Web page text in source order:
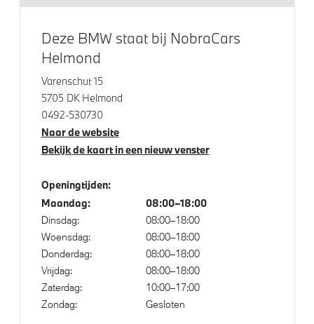
Veiligheid
Actieve Voetgangersbescherming
Akoestische waarschuwing veiligheidsgordel
Deactiverings mogelijkheid voorpassagiersairbag
Park Distance Control (PDC) voor en achter
Deze BMW staat bij NobraCars
Helmond
Varenschut 15
5705 DK Helmond
0492-530730
Naar de website
Bekijk de kaart in een nieuw venster
Openingtijden:
Maandag:
08:00–18:00
Dinsdag:
08:00–18:00
Woensdag:
08:00–18:00
Donderdag:
08:00–18:00
Vrijdag:
08:00–18:00
Zaterdag:
10:00–17:00
Zondag:
Gesloten